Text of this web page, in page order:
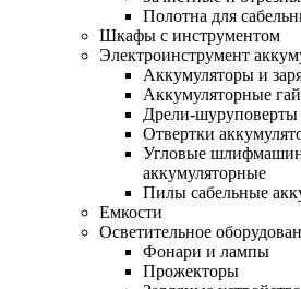
Полотна для
Шкафы с инструментом
Электроинструмент
Аккумуляторы и
Аккумуляторные
Дрели-шуруповерты
Отвертки
Угловые
аккумуляторные
Пилы сабельные
Емкости
Осветительное
Фонари и лампы
Прожекторы